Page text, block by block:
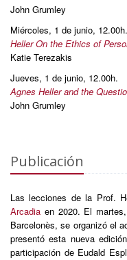
John Grumley
Miércoles, 1 de junio, 12.00h.
Heller On the Ethics of
Katie Terezakis
Jueves, 1 de junio, 12.00h.
Agnes Heller and the
John Grumley
Publicación
Las lecciones de la Prof.
Arcadia en 2020. El
Barcelonès, se organizó el
presentó esta nueva
participación de Eudald